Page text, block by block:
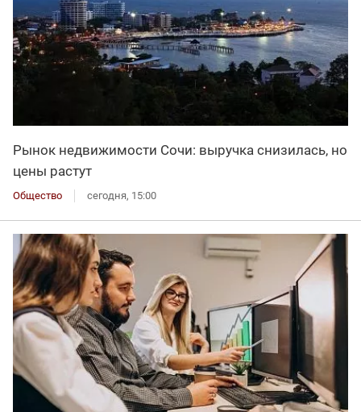
Рынок недвижимости Сочи: выручка снизилась, но
цены растут
Общество сегодня, 15:00